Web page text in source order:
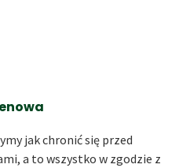
jak chronić się przed
a to wszystko w zgodzie z